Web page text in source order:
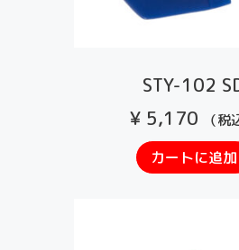
STY-102
¥5,170 （税
カートに追加